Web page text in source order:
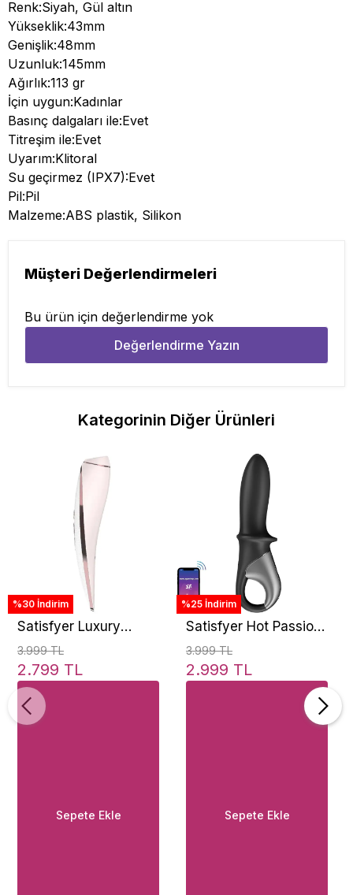
Renk:Siyah, Gül altın
Yükseklik:43mm
Genişlik:48mm
Uzunluk:145mm
Ağırlık:113 gr
İçin uygun:Kadınlar
Basınç dalgaları ile:Evet
Titreşim ile:Evet
Uyarım:Klitoral
Su geçirmez (IPX7):Evet
Pil:Pil
Malzeme:ABS plastik, Silikon
Müşteri Değerlendirmeleri
Bu ürün için değerlendirme yok
Değerlendirme Yazın
Kategorinin Diğer Ürünleri
%30 İndirim
Satisfyer Luxury
Haute Couture Pink
Klitoral Emiş Vibratör
3.999 TL
2.799 TL
Sepete Ekle
%25 İndirim
Satisfyer Hot Passion
Telefon Kontrol
Isıtmalı Vibratör
3.999 TL
2.999 TL
Sepete Ekle